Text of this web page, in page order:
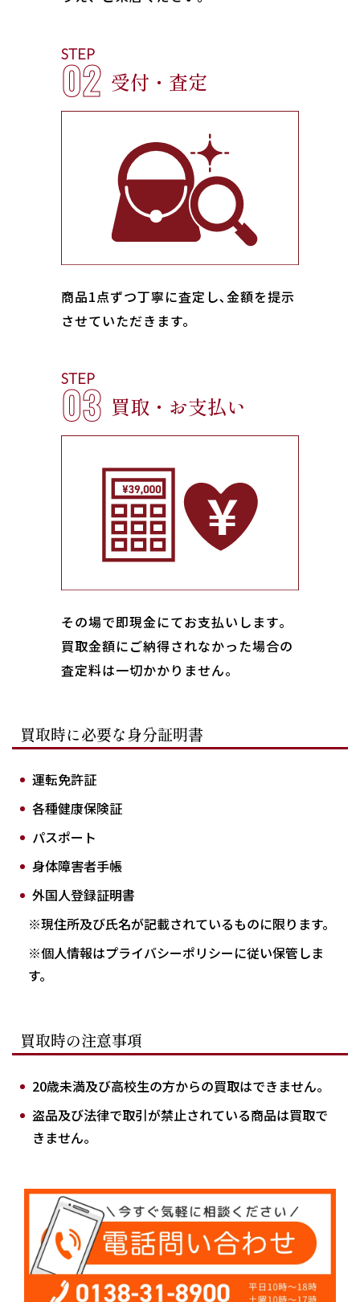
STEP
02 受付・査定
商品1点ずつ丁寧に査定し､金額を提示
させていただきます。
STEP
03 買取・お支払い
その場で即現金にてお支払いします｡
買取金額にご納得されなかった場合の
査定料は一切かかりません。
買取時に必要な身分証明書
運転免許証
各種健康保険証
パスポート
身体障害者手帳
外国人登録証明書
※現住所及び氏名が記載されているものに限ります。
※個人情報はプライバシーポリシーに従い保管しま
す。
買取時の注意事項
20歳未満及び高校生の方からの買取はできません。
盗品及び法律で取引が禁止されている商品は買取で
きません。